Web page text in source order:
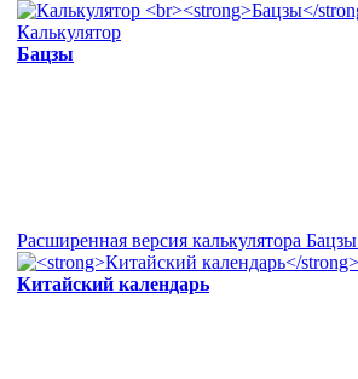
Калькулятор
Бацзы
Расширенная версия калькулятора Бацзы
Китайский календарь